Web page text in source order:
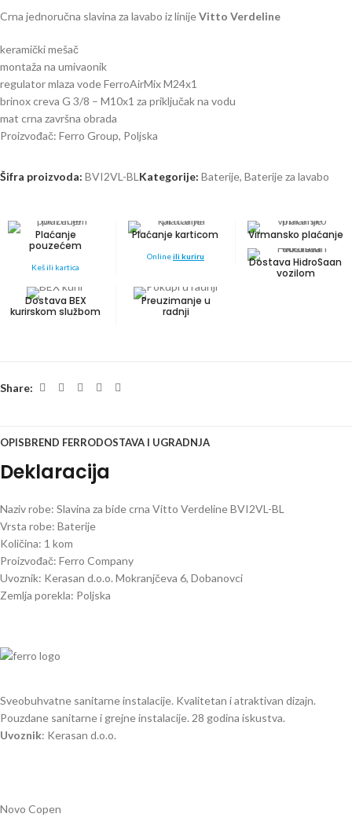
Crna jednoručna slavina za lavabo iz linijeVitto Verdeline
keramički mešač
montaža na umivaonik
regulator mlaza vode FerroAirMix M24x1
brinox creva G 3/8 – M10x1 za priključak na vodu
mat crna završna obrada
Proizvođač: Ferro Group, Poljska
Šifra proizvoda: BVI2VL-BL Kategorije: Baterije, Baterije za lavabo
Plaćanje
pouzećem
Keš ili kartica
Plaćanje karticom
Onlineili kuriru
Virmansko plaćanje
Dostava HidroSaan
vozilom
Dostava BEX
kurirskom službom
Preuzimanje u
radnji
Share:
OPISBREND FERRODOSTAVA I UGRADNJA
Deklaracija
Naziv robe: Slavina za bide crna Vitto Verdeline BVI2VL-BL
Vrsta robe: Baterije
Količina: 1 kom
Proizvođač: Ferro Company
Uvoznik: Kerasan d.o.o. Mokranjčeva 6, Dobanovci
Zemlja porekla: Poljska
Sveobuhvatne sanitarne instalacije. Kvalitetan i atraktivan dizajn.
Pouzdane sanitarne i grejne instalacije. 28 godina iskustva.
Uvoznik: Kerasan d.o.o.
Novo Copen